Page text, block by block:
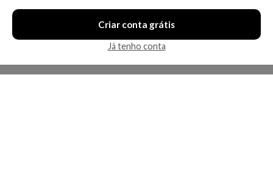
Criar conta grátis
Já tenho conta